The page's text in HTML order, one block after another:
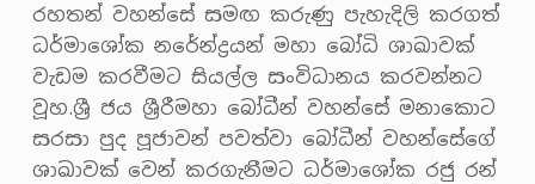
රහතන් වහන්සේ සමඟ කරුණු පැහැදිලි කරගත්
ධර්මාශෝක නරේන්ද්‍රයන් මහා බෝධි ශාඛාවක්
වැඩම කරවීමට සියල්ල සංවිධානය කරවන්නට
වූහ.ශ්‍රී ජය ශ්‍රීරීමහා බෝධීන් වහන්සේ මනාකොට
සරසා පුද පූජාවන් පවත්වා බෝධීන් වහන්සේගේ
ශාඛාවක් වෙන් කරගැනීමට ධර්මාශෝක රජු රන්